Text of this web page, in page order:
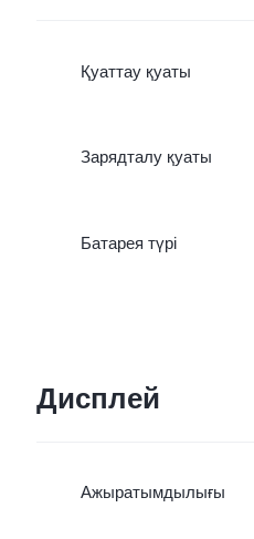
Қуаттау қуаты
Зарядталу қуаты
Батарея түрі
Дисплей
Ажыратымдылығы